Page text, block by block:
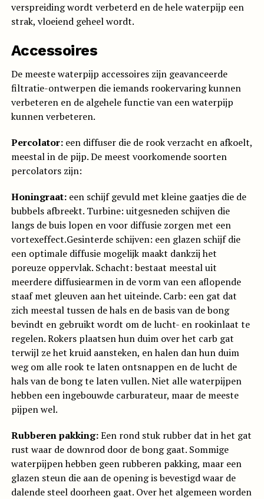
verspreiding wordt verbeterd en de hele waterpijp een
strak, vloeiend geheel wordt.
Accessoires
De meeste waterpijp accessoires zijn geavanceerde
filtratie-ontwerpen die iemands rookervaring kunnen
verbeteren en de algehele functie van een waterpijp
kunnen verbeteren.
Percolator:een diffuser die de rook verzacht en afkoelt,
meestal in de pijp. De meest voorkomende soorten
percolators zijn:
Honingraat:een schijf gevuld met kleine gaatjes die de
bubbels afbreekt. Turbine: uitgesneden schijven die
langs de buis lopen en voor diffusie zorgen met een
vortexeffect.Gesinterde schijven: een glazen schijf die
een optimale diffusie mogelijk maakt dankzij het
poreuze oppervlak. Schacht: bestaat meestal uit
meerdere diffusiearmen in de vorm van een aflopende
staaf met gleuven aan het uiteinde. Carb: een gat dat
zich meestal tussen de hals en de basis van de bong
bevindt en gebruikt wordt om de lucht- en rookinlaat te
regelen. Rokers plaatsen hun duim over het carb gat
terwijl ze het kruid aansteken, en halen dan hun duim
weg om alle rook te laten ontsnappen en de lucht de
hals van de bong te laten vullen. Niet alle waterpijpen
hebben een ingebouwde carburateur, maar de meeste
pijpen wel.
Rubberen pakking:Een rond stuk rubber dat in het gat
rust waar de downrod door de bong gaat. Sommige
waterpijpen hebben geen rubberen pakking, maar een
glazen steun die aan de opening is bevestigd waar de
dalende steel doorheen gaat. Over het algemeen worden